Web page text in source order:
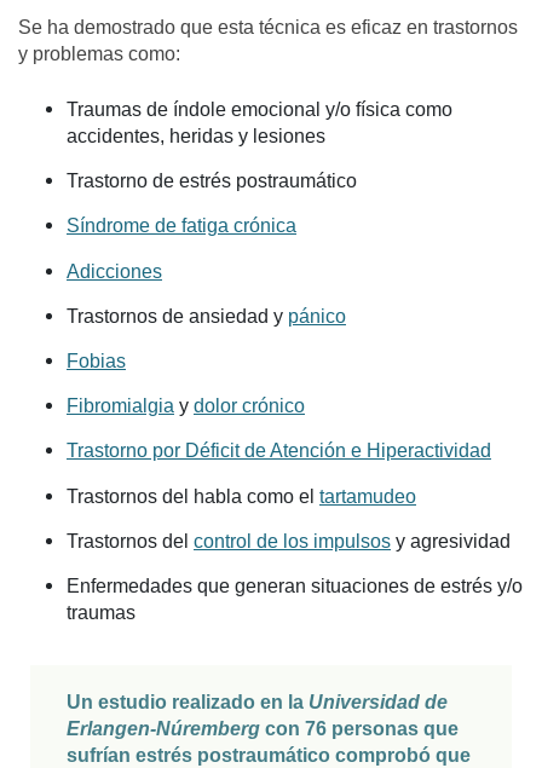
Se ha demostrado que esta técnica es eficaz en trastornos
y problemas como:
Traumas de índole emocional y/o física como
accidentes, heridas y lesiones
Trastorno de estrés postraumático
Síndrome de fatiga crónica
Adicciones
Trastornos de ansiedad y pánico
Fobias
Fibromialgia y dolor crónico
Trastorno por Déficit de Atención e Hiperactividad
Trastornos del habla como el tartamudeo
Trastornos del control de los impulsos y agresividad
Enfermedades que generan situaciones de estrés y/o
traumas
Un estudio realizado en la Universidad de
Erlangen-Núremberg con 76 personas que
sufrían estrés postraumático comprobó que